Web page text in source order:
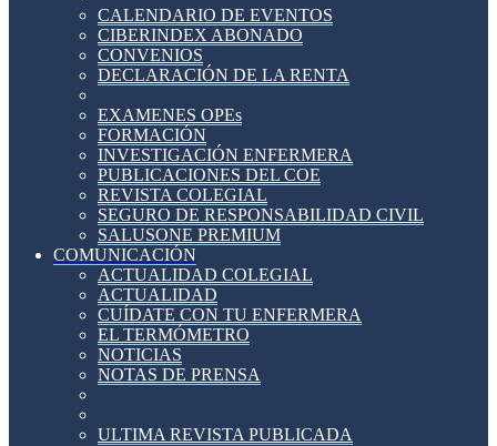
CALENDARIO DE EVENTOS
CIBERINDEX ABONADO
CONVENIOS
DECLARACIÓN DE LA RENTA
EXAMENES OPEs
FORMACIÓN
INVESTIGACIÓN ENFERMERA
PUBLICACIONES DEL COE
REVISTA COLEGIAL
SEGURO DE RESPONSABILIDAD CIVIL
SALUSONE PREMIUM
COMUNICACIÓN
ACTUALIDAD COLEGIAL
ACTUALIDAD
CUÍDATE CON TU ENFERMERA
EL TERMÓMETRO
NOTICIAS
NOTAS DE PRENSA
ULTIMA REVISTA PUBLICADA